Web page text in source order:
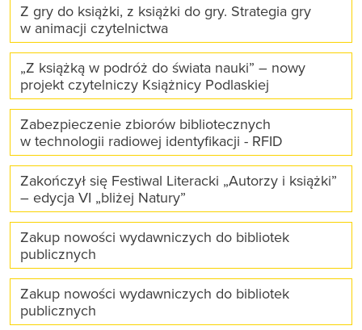
Z gry do książki, z książki do gry. Strategia gry
w animacji czytelnictwa
„Z książką w podróż do świata nauki” – nowy
projekt czytelniczy Książnicy Podlaskiej
Zabezpieczenie zbiorów bibliotecznych
w technologii radiowej identyfikacji - RFID
Zakończył się Festiwal Literacki „Autorzy i książki”
– edycja VI „bliżej Natury”
Zakup nowości wydawniczych do bibliotek
publicznych
Zakup nowości wydawniczych do bibliotek
publicznych